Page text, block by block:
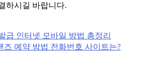
하시길 바랍니다.
급 인터넷 모바일 방법 총정리
즈 예약 방법 전화번호 사이트는?